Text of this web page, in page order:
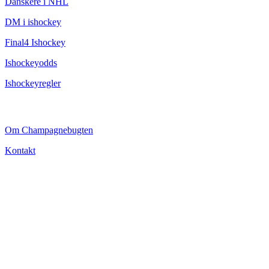
DM i ishockey
Final4 Ishockey
Ishockeyodds
Ishockeyregler
Om Champagnebugten
Kontakt